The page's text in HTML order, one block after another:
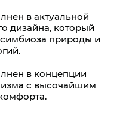
в актуальной
дизайна, который
природы и
в концепции
с высочайшим